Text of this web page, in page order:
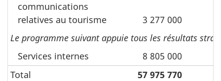
communications
relatives au tourisme
3 277 000
Le programme suivant appuie tous les résultats
Services internes
8 805 000
Total
57 975 770